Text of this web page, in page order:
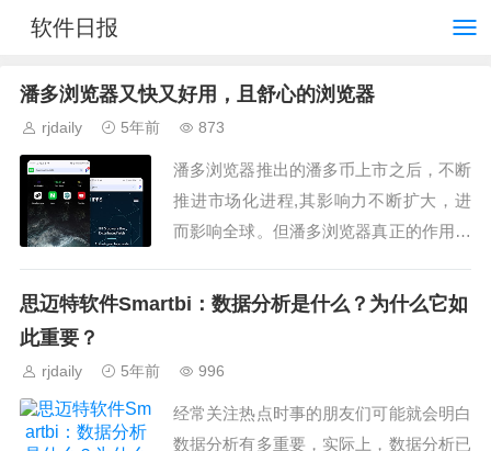
软件日报
潘多浏览器又快又好用，且舒心的浏览器
rjdaily 5年前 873
潘多浏览器推出的潘多币上市之后，不断
推进市场化进程,其影响力不断扩大，进
而影响全球。但潘多浏览器真正的作用远
思迈特软件Smartbi：数据分析是什么？为什么它如
此重要？
rjdaily 5年前 996
经常关注热点时事的朋友们可能就会明白
数据分析有多重要，实际上，数据分析已